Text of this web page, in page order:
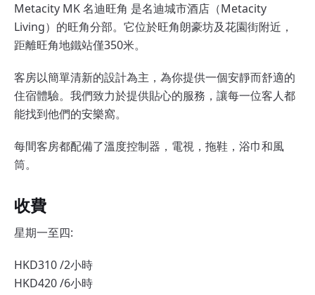
Metacity MK 名迪旺角 是名迪城市酒店（Metacity
Living）的旺角分部。它位於旺角朗豪坊及花園街附近，
距離旺角地鐵站僅350米。
客房以簡單清新的設計為主，為你提供一個安靜而舒適的
住宿體驗。我們致力於提供貼心的服務，讓每一位客人都
能找到他們的安樂窩。
每間客房都配備了溫度控制器，電視，拖鞋，浴巾和風
筒。
收費
星期一至四:
HKD310 /2小時
HKD420 /6小時